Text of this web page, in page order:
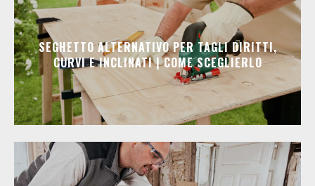
SEGHETTO ALTERNATIVO PER TAGLI DIRITTI,
CURVI E INCLINATI | COME SCEGLIERLO